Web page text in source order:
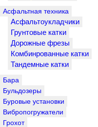
Асфальтная техника
Асфальтоукладчики
Грунтовые катки
Дорожные фрезы
Комбинрованные катки
Тандемные катки
Бара
Бульдозеры
Буровые установки
Вибропогружатели
Грохот